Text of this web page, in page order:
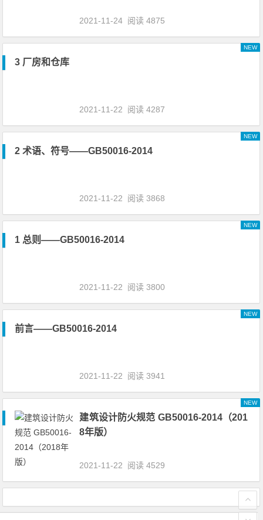
2021-11-24 阅读 4875
3 厂房和仓库
NEW
2021-11-22 阅读 4287
2 术语、符号——GB50016-2014
NEW
2021-11-22 阅读 3868
1 总则——GB50016-2014
NEW
2021-11-22 阅读 3800
前言——GB50016-2014
NEW
2021-11-22 阅读 3941
建筑设计防火规范 GB50016-2014（201
8年版）
NEW
2021-11-22 阅读 4529